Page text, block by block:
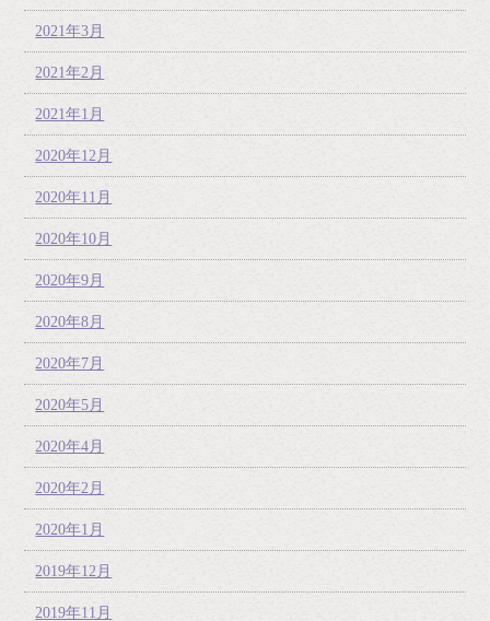
2021年3月
2021年2月
2021年1月
2020年12月
2020年11月
2020年10月
2020年9月
2020年8月
2020年7月
2020年5月
2020年4月
2020年2月
2020年1月
2019年12月
2019年11月